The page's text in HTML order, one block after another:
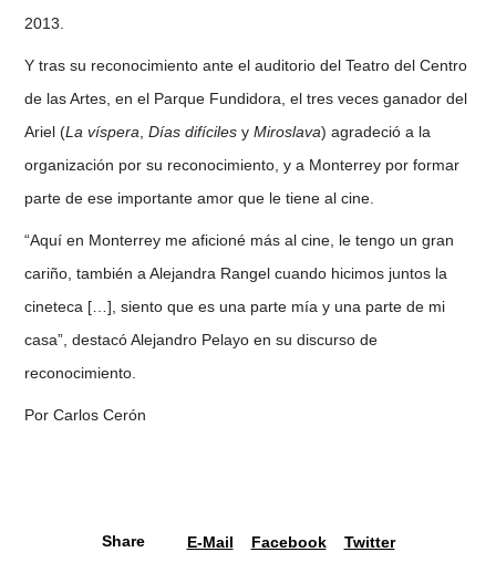
2013.
Y tras su reconocimiento ante el auditorio del Teatro del Centro
de las Artes, en el Parque Fundidora, el tres veces ganador del
Ariel (La víspera ,Días difíciles yMiroslava) agradeció a la
organización por su reconocimiento, y a Monterrey por formar
parte de ese importante amor que le tiene al cine.
“Aquí en Monterrey me aficioné más al cine, le tengo un gran
cariño, también a Alejandra Rangel cuando hicimos juntos la
cineteca […], siento que es una parte mía y una parte de mi
casa”, destacó Alejandro Pelayo en su discurso de
reconocimiento.
Por Carlos Cerón
Share E-Mail Facebook Twitter